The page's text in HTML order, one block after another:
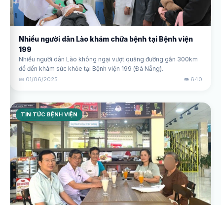
Nhiều người dân Lào khám chữa bệnh tại Bệnh viện
199
Nhiều người dân Lào không ngại vượt quãng đường gần 300km
để đến khám sức khỏe tại Bệnh viện 199 (Đà Nẵng).
📅 01/06/2025 👁️ 640
TIN TỨC BỆNH VIỆN